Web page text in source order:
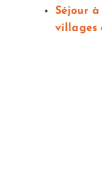
Séjour
villages